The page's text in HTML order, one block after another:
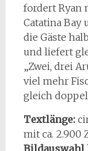
fordert Ryan
Catatina Bay
die Gäste
und liefert
„Zwei, drei
viel mehr
gleich
Textlänge:
mit ca. 2.900
Bildauswahl